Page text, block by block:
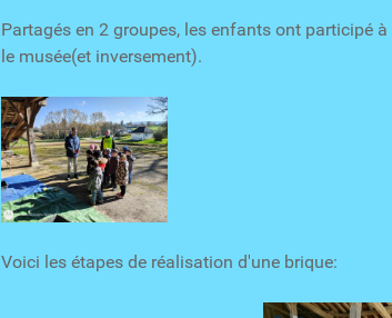
Partagés en 2 groupes, les enfants ont participé
le musée(et inversement).
Voici les étapes de réalisation d'une brique: